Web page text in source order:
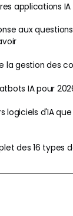
applications
aux
la gestion des
IA pour
logiciels d'IA
des 16 types